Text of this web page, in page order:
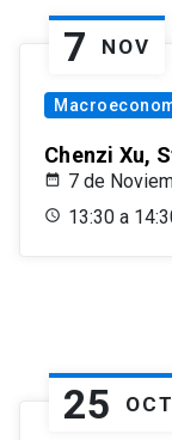
7 NOV
Chenzi Xu,
7 de
13:30 a
25 OCT